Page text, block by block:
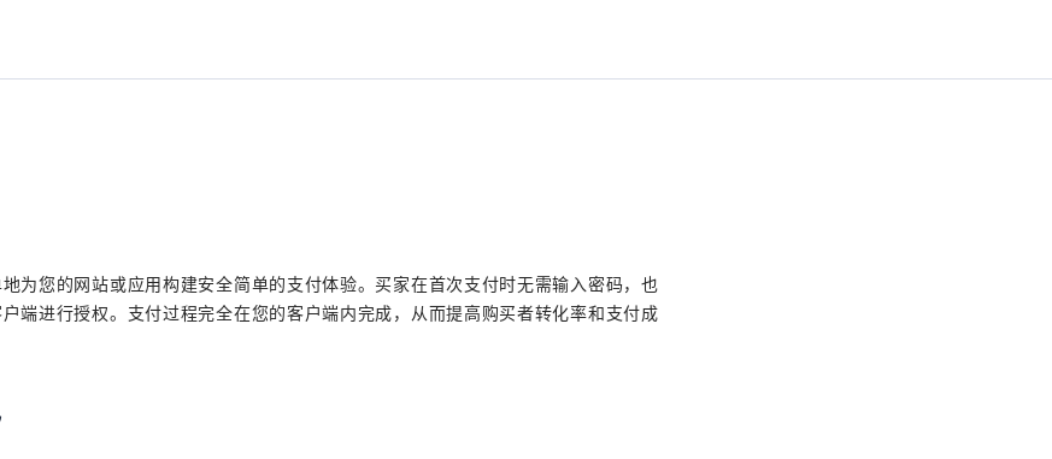
为您的网站或应用构建安全简单的支付体验。买家在首次支付时无需输入密码，也
端进行授权。支付过程完全在您的客户端内完成，从而提高购买者转化率和支付成